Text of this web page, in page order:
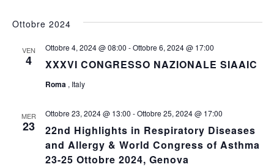
Ottobre 2024
VEN
4 XXXVI CONGRESSO NAZIONALE SIAAIC
Ottobre 4, 2024 @ 08:00 -Ottobre 6, 2024 @ 17:00
Roma , Italy
MER
23
22nd Highlights in Respiratory Diseases
and Allergy & World Congress of Asthma
23-25 Ottobre 2024, Genova
Ottobre 23, 2024 @ 13:00 -Ottobre 25, 2024 @ 17:00